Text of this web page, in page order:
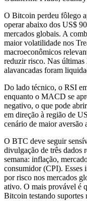
O Bitcoin perdeu fôlego
operar abaixo dos US$
mercados globais. A
maior volatilidade nos
macroeconômicos
reduzir risco. Nas
alavancadas foram
Do lado técnico, o RSI
enquanto o MACD se
negativo, o que pode
em direção à região de
cenário de maior aversão
O BTC deve seguir
divulgação de três dados
semana: inflação,
consumidor (CPI). Esses
por risco nos mercados
ativo. O mais provável é
Bitcoin testando suportes